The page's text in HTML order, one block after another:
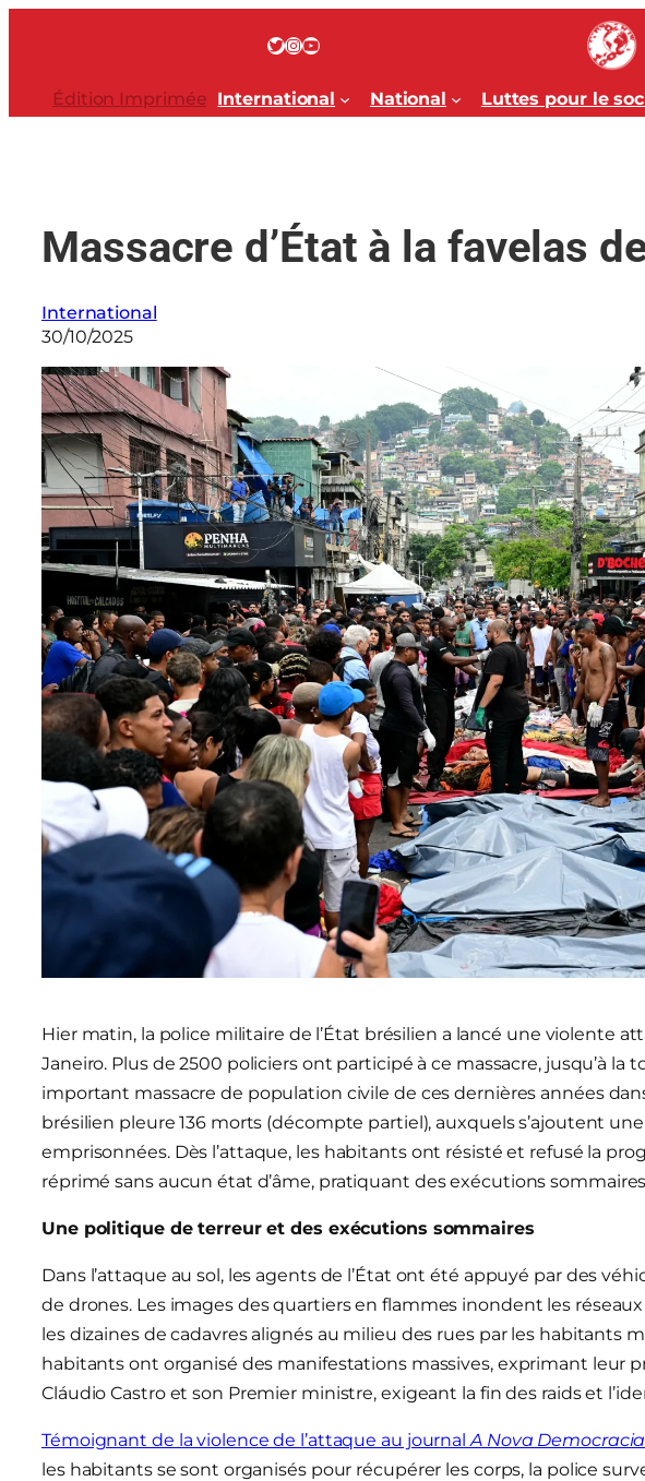
Twitter InstagramYouTube
Édition Imprimée International National Luttes pour le
Massacre d’État à la favelas
International
30/10/2025
Hier matin, la police militaire de l’État brésilien a lancé une violente
Janeiro. Plus de 2500 policiers ont participé à ce massacre, jusqu’à la
important massacre de population civile de ces dernières années
brésilien pleure 136 morts (décompte partiel), auxquels s’ajoutent
emprisonnées. Dès l’attaque, les habitants ont résisté et refusé la
réprimé sans aucun état d’âme, pratiquant des exécutions
Une politique de terreur et des exécutions sommaires
Dans l’attaque au sol, les agents de l’État ont été appuyé par des
de drones. Les images des quartiers en flammes inondent les
les dizaines de cadavres alignés au milieu des rues par les habitants
habitants ont organisé des manifestations massives, exprimant leur
Cláudio Castro et son Premier ministre, exigeant la fin des raids et
Témoignant de la violence de l’attaque au journal A Nova Democracia
les habitants se sont organisés pour récupérer les corps, la police